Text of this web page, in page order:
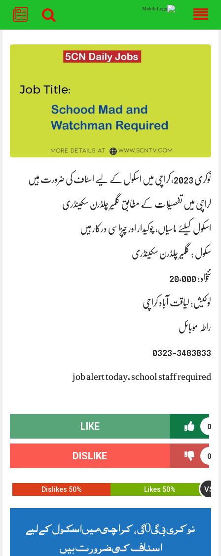
content
نوکری 2023، کراچی میں اسکول کے لیے اسٹاف کی ضرورت ہیں
کراچی میں تفصیلات کے مطابق گلمیر چلڈرن سکینڈری
اسکول کیلئے ماسیاں، چوکیدار اور چپڑاسی درکار ہیں
سکول : گلمیر چلڈرن سکینڈری
تنخواہ: 20،000
لوکیش: لیاقت آباد کراچی
راطہ موبائل
0323-3483833
job alert today, school staff required
0
LIKE
0
DISLIKE
50% Likes VS
50% Dislikes
نوکری 2023، کراچی میں اسکول کے لیے
اسٹاف کی ضرورت ہیں